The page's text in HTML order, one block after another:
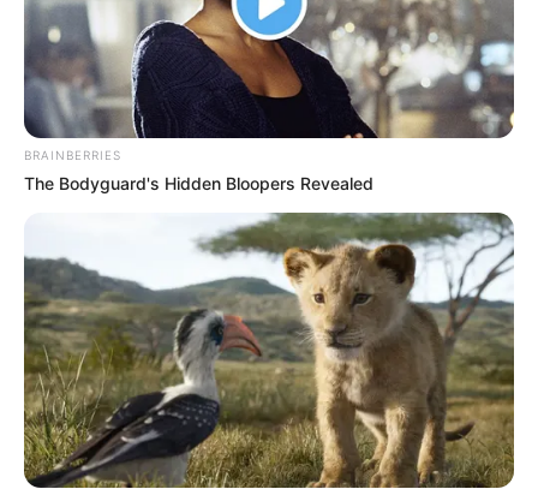
BRAINBERRIES
The Bodyguard's Hidden Bloopers Revealed